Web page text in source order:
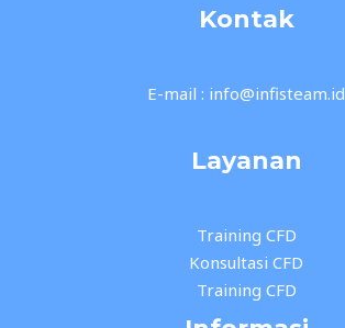
Kontak
E-mail : info@infisteam.id
Layanan
Training CFD
Konsultasi CFD
Training CFD